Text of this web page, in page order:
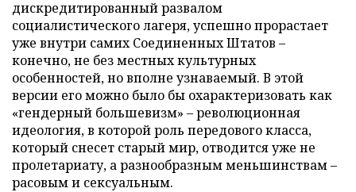
дискредитированный развалом
социалистического лагеря, успешно прорастает
уже внутри самих Соединенных Штатов –
конечно, не без местных культурных
особенностей, но вполне узнаваемый. В этой
версии его можно было бы охарактеризовать как
«гендерный большевизм» – революционная
идеология, в которой роль передового класса,
который снесет старый мир, отводится уже не
пролетариату, а разнообразным меньшинствам –
расовым и сексуальным.